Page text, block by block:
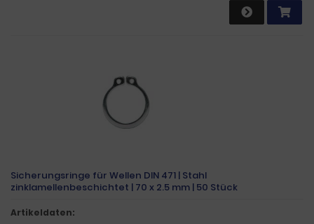
Sicherungsringe für Wellen DIN 471 | Stahl
zinklamellenbeschichtet | 70 x 2.5 mm | 50 Stück
Artikeldaten: